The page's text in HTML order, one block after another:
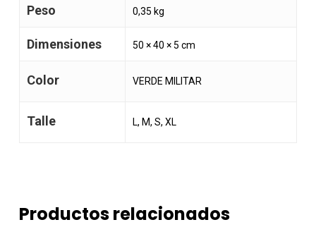
Peso 0,35 kg
Dimensiones 50 × 40 × 5 cm
Color VERDE MILITAR
Talle L, M, S, XL
Productos relacionados